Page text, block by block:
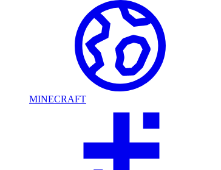
MINECRAFT